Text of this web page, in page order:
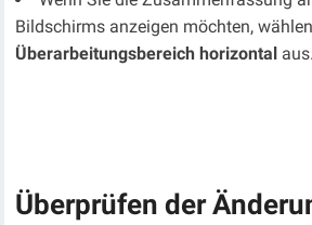
Bildschirms anzeigen möchten,
Überarbeitungsbereich horizontal aus.
Überprüfen der